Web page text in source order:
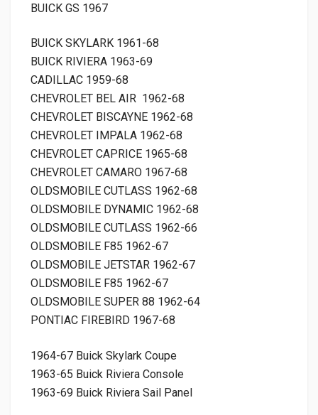
BUICK GS 1967
BUICK SKYLARK 1961-68
BUICK RIVIERA 1963-69
CADILLAC 1959-68
CHEVROLET BEL AIR 1962-68
CHEVROLET BISCAYNE 1962-68
CHEVROLET IMPALA 1962-68
CHEVROLET CAPRICE 1965-68
CHEVROLET CAMARO 1967-68
OLDSMOBILE CUTLASS 1962-68
OLDSMOBILE DYNAMIC 1962-68
OLDSMOBILE CUTLASS 1962-66
OLDSMOBILE F85 1962-67
OLDSMOBILE JETSTAR 1962-67
OLDSMOBILE F85 1962-67
OLDSMOBILE SUPER 88 1962-64
PONTIAC FIREBIRD 1967-68
1964-67 Buick Skylark Coupe
1963-65 Buick Riviera Console
1963-69 Buick Riviera Sail Panel